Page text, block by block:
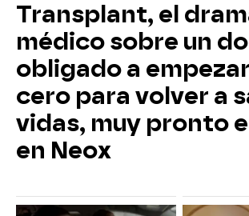
Transplant, el
médico sobre un
obligado a
cero para volver a
vidas, muy pronto
en Neox